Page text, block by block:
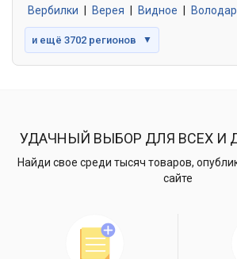
Вербилки
Верея Видное
и ещё 3702 регионов ▼
УДАЧНЫЙ ВЫБОР ДЛЯ ВСЕХ И
Найди свое среди тысяч товаров,
сайте